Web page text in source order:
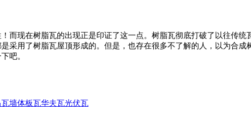
而现在树脂瓦的出现正是印证了这一点。树脂瓦彻底打破了以往传
采用了树脂瓦屋顶形成的。但是，也存在很多不了解的人，以为合
吧。
瓦墙体板瓦华夫瓦光伏瓦